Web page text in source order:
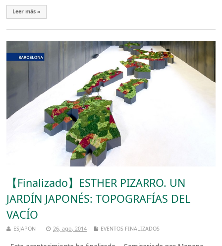
Leer más »
【Finalizado】ESTHER PIZARRO. UN
JARDÍN JAPONÉS: TOPOGRAFÍAS DEL
VACÍO
ESJAPON 26, ago, 2014 EVENTOS FINALIZADOS